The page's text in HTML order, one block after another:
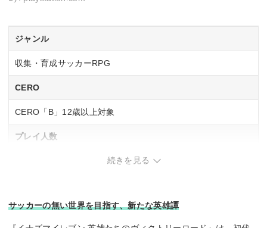
ジャンル
収集・育成サッカーRPG
CERO
CERO「B」12歳以上対象
プレイ人数
～8人
続きを見る
サッカーの無い世界を目指す、新たな英雄譚